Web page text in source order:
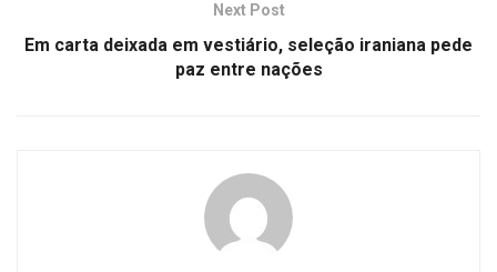
Next Post
Em carta deixada em vestiário, seleção iraniana pede
paz entre nações